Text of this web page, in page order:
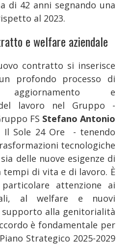
di 42 anni segnando una
al 2023.
e welfare aziendale
contratto si inserisce
profondo processo di
aggiornamento e
lavoro nel Gruppo -
FS Stefano Antonio
Il Sole 24 Ore - tenendo
tecnologiche
delle nuove esigenze di
tempi di vita e di lavoro. È
attenzione ai
al welfare e nuovi
alla genitorialità
è fondamentale per
Strategico 2025-2029